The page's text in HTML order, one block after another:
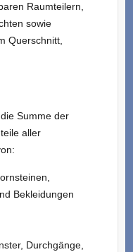
Raumteilern,
sowie
Querschnitt,
Summe der
aller
Bekleidungen
Durchgänge,